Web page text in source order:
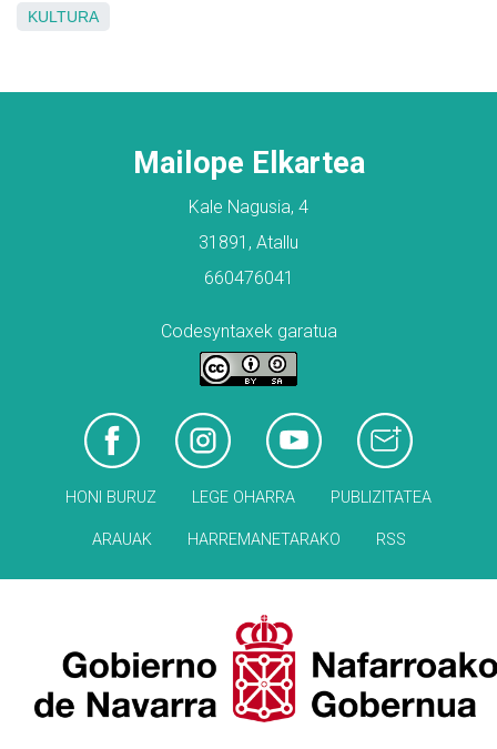
KULTURA
Mailope Elkartea
Kale Nagusia, 4
31891, Atallu
660476041
Codesyntaxek garatua
HONI BURUZ LEGE OHARRA PUBLIZITATEA
ARAUAK HARREMANETARAKO RSS